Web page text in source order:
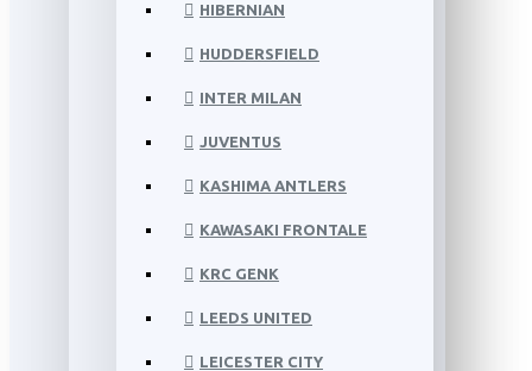
HIBERNIAN
HUDDERSFIELD
INTER MILAN
JUVENTUS
KASHIMA ANTLERS
KAWASAKI FRONTALE
KRC GENK
LEEDS UNITED
LEICESTER CITY